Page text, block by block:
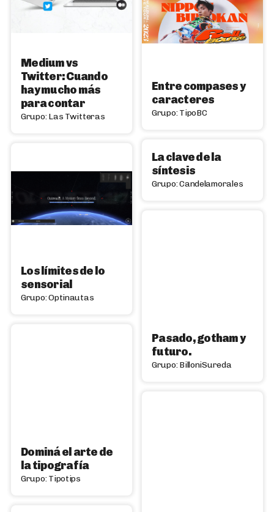
Medium vs
Twitter: Cuando
hay mucho más
para contar
Grupo: Las Twitteras
Entre compases y
caracteres
Grupo: TipoBC
La clave de la
síntesis
Grupo: Candelamorales
Los límites de lo
sensorial
Grupo: Optinautas
Pasado, gotham y
futuro.
Grupo: BilloniSureda
Dominá el arte de
la tipografía
Grupo: Tipotips